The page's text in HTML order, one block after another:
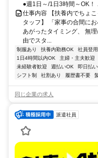
●週1日～/1日3時間～OK！
仕事内容 【扶養内でちょ
タッフ】 「家事の合間に
あがったタイミング、 無
由でスタ...
制服あり 扶養内勤務OK 社員登
1日4時間以内OK
主婦・主夫歓迎
未経験者歓迎
週払いOK 即日払
シフト制
社割あり 履歴書不要
同じ企業の求人
派遣社員